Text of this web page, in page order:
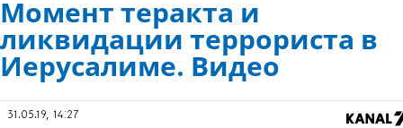
Момент теракта и
ликвидации террориста в
Иерусалиме. Видео
31.05.19, 14:27